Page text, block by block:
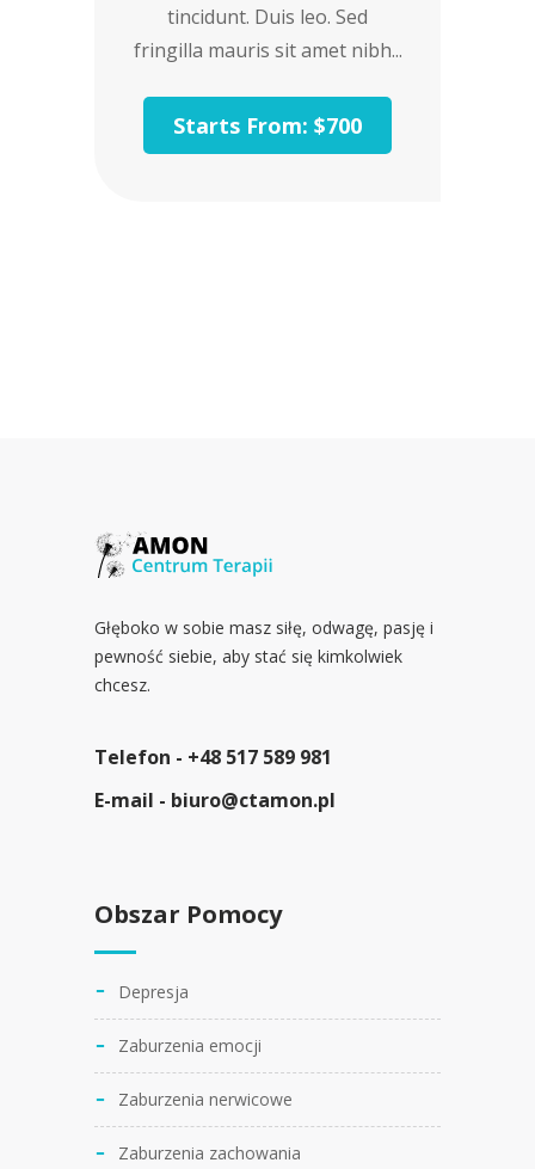
tincidunt. Duis leo. Sed
fringilla mauris sit amet nibh...
Starts From: $700
Głęboko w sobie masz siłę, odwagę, pasję i
pewność siebie, aby stać się kimkolwiek
chcesz.
Telefon - +48 517 589 981
E-mail - biuro@ctamon.pl
Obszar Pomocy
Depresja
Zaburzenia emocji
Zaburzenia nerwicowe
Zaburzenia zachowania